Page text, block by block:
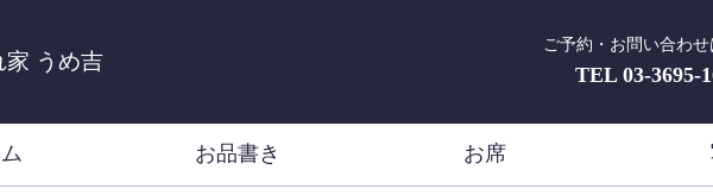
家 うめ吉
ご予約・お問い合わせ
TEL03-3695-
お品書き お席